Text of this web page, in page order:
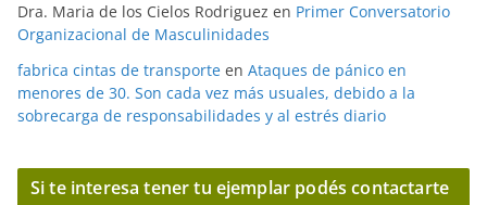
Dra. Maria de los Cielos Rodriguez en Primer Conversatorio
Organizacional de Masculinidades
fabrica cintas de transporte en Ataques de pánico en
menores de 30. Son cada vez más usuales, debido a la
sobrecarga de responsabilidades y al estrés diario
Si te interesa tener tu ejemplar podés contactarte